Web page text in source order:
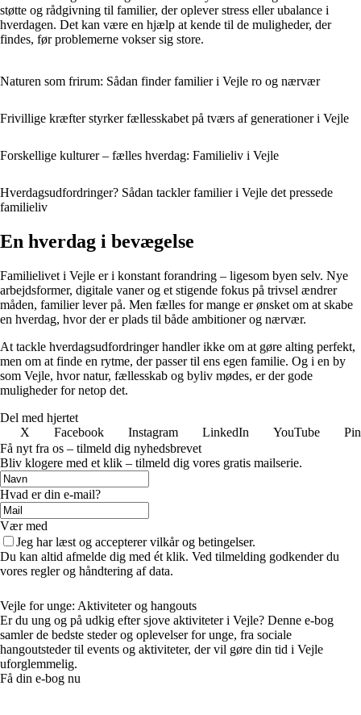
støtte og rådgivning til familier, der oplever stress eller ubalance i
hverdagen. Det kan være en hjælp at kende til de muligheder, der
findes, før problemerne vokser sig store.
Naturen som frirum: Sådan finder familier i Vejle ro og nærvær
Frivillige kræfter styrker fællesskabet på tværs af generationer i Vejle
Forskellige kulturer – fælles hverdag: Familieliv i Vejle
Hverdagsudfordringer? Sådan tackler familier i Vejle det pressede
familieliv
En hverdag i bevægelse
Familielivet i Vejle er i konstant forandring – ligesom byen selv. Nye
arbejdsformer, digitale vaner og et stigende fokus på trivsel ændrer
måden, familier lever på. Men fælles for mange er ønsket om at skabe
en hverdag, hvor der er plads til både ambitioner og nærvær.
At tackle hverdagsudfordringer handler ikke om at gøre alting perfekt,
men om at finde en rytme, der passer til ens egen familie. Og i en by
som Vejle, hvor natur, fællesskab og byliv mødes, er der gode
muligheder for netop det.
Del med hjertet
X
Facebook Instagram LinkedIn YouTube
Få nyt fra os – tilmeld dig nyhedsbrevet
Bliv klogere med et klik – tilmeld dig vores gratis mailserie.
Hvad er din e-mail?
Vær med
Jeg har læst og accepterer vilkår og betingelser.
Du kan altid afmelde dig med ét klik. Ved tilmelding godkender du
vores regler og håndtering af data.
Vejle for unge: Aktiviteter og hangouts
Er du ung og på udkig efter sjove aktiviteter i Vejle? Denne e-bog
samler de bedste steder og oplevelser for unge, fra sociale
hangoutsteder til events og aktiviteter, der vil gøre din tid i Vejle
uforglemmelig.
Få din e-bog nu